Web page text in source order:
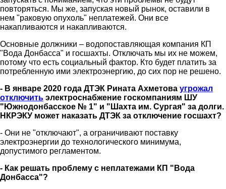
повторяться. Мы же, запуская новый рынок, оставили в
нем "раковую опухоль" неплатежей. Они все
накапливаются и накапливаются.
Основные должники – водопоставляющая компания КП
"Вода Донбасса" и госшахты. Отключать мы их не можем,
потому что есть социальный фактор. Кто будет платить за
потребленную ими электроэнергию, до сих пор не решено.
- В январе 2020 года ДТЭК Рината Ахметова угрожал
отключить электроснабжение госкомпаниям ШУ
"Южнодонбасское № 1" и "Шахта им. Сургая" за долги.
НКРЭКУ может наказать ДТЭК за отключение госшахт?
- Они не "отключают", а ограничивают поставку
электроэнергии до технологического минимума,
допустимого регламентом.
- Как решать проблему с неплатежами КП "Вода
Донбасса"?